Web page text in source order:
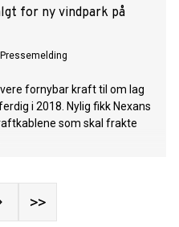
for ny vindpark på
Pressemelding
fornybar kraft til om lag
i 2018. Nylig fikk Nexans
som skal frakte
>>